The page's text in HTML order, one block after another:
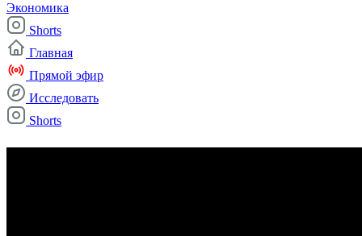
Экономика
Shorts
Главная
Прямой эфир
Исследовать
Shorts